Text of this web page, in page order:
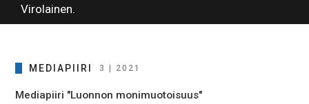
Virolainen.
MEDIAPIIRI 3 | 2021
Mediapiiri "Luonnon monimuotoisuus"